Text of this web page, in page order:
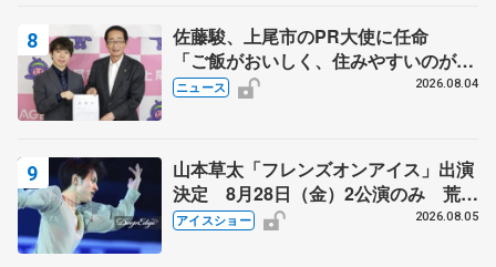
佐藤駿、上尾市のPR大使に任命
「ご飯がおいしく、住みやすいのが魅
力」
ニュース 2026.08.04
山本草太「フレンズオンアイス」出演
決定 8月28日（金）2公演のみ 荒川
静香さんプロデュース、20周年のアイ
アイスショー 2026.08.05